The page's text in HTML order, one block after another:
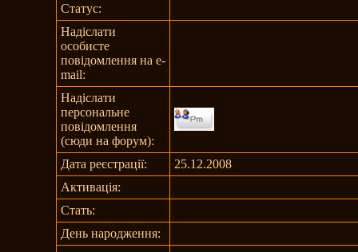
Статус:
Надіслати
особисте
повідомлення на e-
mail:
Надіслати
персональне
повідомлення
(сюди на форум):
Дата реєстрації:
25.12.2008
Активація:
Стать:
День народження: